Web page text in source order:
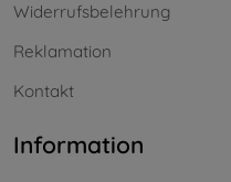
Widerrufsbelehrung
Reklamation
Kontakt
Information